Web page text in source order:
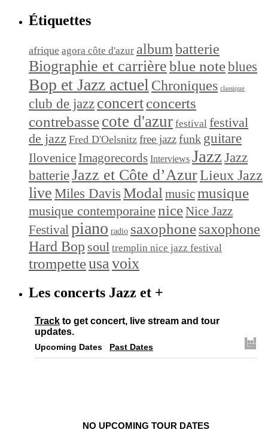
Étiquettes
afrique agora côte d'azur album batterie
Biographie et carrièreblue noteblues
Bop et Jazz actuel Chroniques classique
club de jazz concertconcerts
contrebassecote d'azur festival festival
de jazz Fred D'Oelsnitz free jazzfunk guitare
Ilovenice Imagorecords Interviews Jazz Jazz
batterieJazz et Côte d’AzurLieux Jazz
live Miles Davis Modal musicmusique
musique contemporaine niceNice Jazz
Festival piano radio saxophonesaxophone
Hard Bop soul tremplin nice jazz festival
trompetteusa voix
Les concerts Jazz et +
Track to get concert, live stream and tour
updates.
Upcoming Dates Past Dates
NO UPCOMING TOUR DATES